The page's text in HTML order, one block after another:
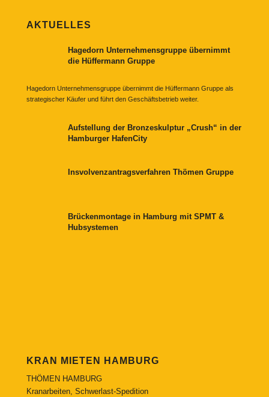
AKTUELLES
Hagedorn Unternehmensgruppe übernimmt
die Hüffermann Gruppe
Hagedorn Unternehmensgruppe übernimmt die Hüffermann Gruppe als
strategischer Käufer und führt den Geschäftsbetrieb weiter.
Aufstellung der Bronzeskulptur „Crush“ in der
Hamburger HafenCity
Insvolvenzantragsverfahren Thömen Gruppe
Brückenmontage in Hamburg mit SPMT &
Hubsystemen
KRAN MIETEN HAMBURG
THÖMEN HAMBURG
Kranarbeiten, Schwerlast-Spedition